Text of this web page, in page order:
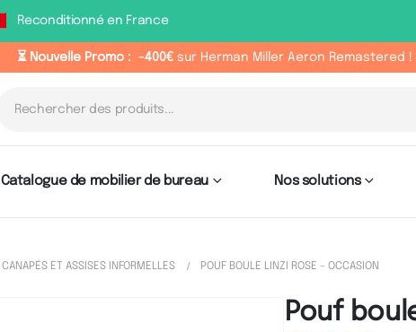
Reconditionné en France
⏳ Nouvelle Promo : -400€sur Herman Miller Aeron Remastered !
Catalogue de mobilier de bureau Nos solutions
CANAPÉS ET ASSISES INFORMELLES POUF BOULE LINZI ROSE – OCCASION
Pouf